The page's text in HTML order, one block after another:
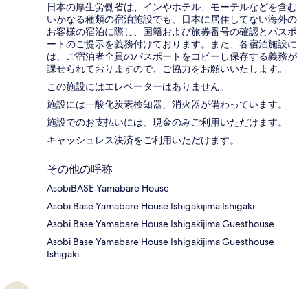
日本の厚生労働省は、インやホテル、モーテルなどを含む
いかなる種類の宿泊施設でも、日本に​居住してない海外の
お客様の宿泊に際し、国籍および旅券番号の確認とパスポ
ートのご提示を義務付け​ております。また、各宿泊施設に
は、ご宿泊者全員のパスポートをコピーし保存する義務が
課せられておりますの​で、ご協力をお願いいたします。
この施設にはエレベーターはありません。
施設には一酸化炭素検知器、消火器が備わっています。
施設でのお支払いには、現金のみご利用いただけます。
キャッシュレス決済をご利用いただけます。
その他の呼称
AsobiBASE Yamabare House
Asobi Base Yamabare House Ishigakijima Ishigaki
Asobi Base Yamabare House Ishigakijima Guesthouse
Asobi Base Yamabare House Ishigakijima Guesthouse
Ishigaki